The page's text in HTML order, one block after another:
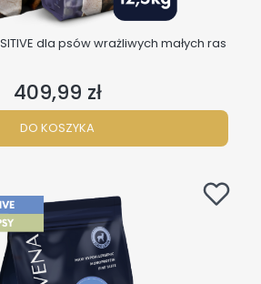
dla psów wrażliwych małych ras
Cena
409,99 zł
DO KOSZYKA